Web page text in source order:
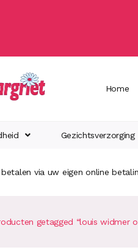
Home
Gezichtsverzorging
betalen via uw eigen online
getagged “louis widmer